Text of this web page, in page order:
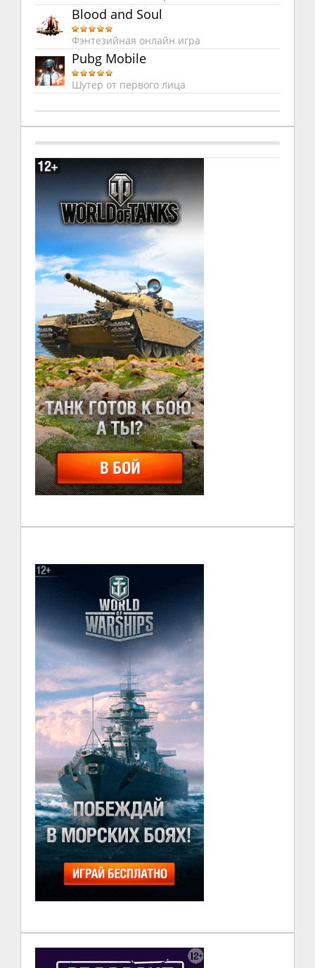
Blood and Soul
Фэнтезийная онлайн игра
Pubg Mobile
Шутер от первого лица